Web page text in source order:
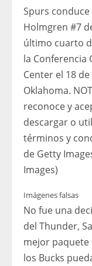
Spurs
Holmgren #7
último cuarto
la Conferencia
Center el 18
Oklahoma.
reconoce y
descargar o
términos y
de Getty
Images)
Imágenes falsas
No fue una
del Thunder,
mejor
los Bucks